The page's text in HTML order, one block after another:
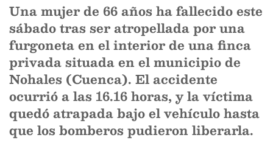
Una mujer de 66 años ha fallecido este
sábado tras ser atropellada por una
furgoneta en el interior de una finca
privada situada en el municipio de
Nohales (Cuenca). El accidente
ocurrió a las 16.16 horas, y la víctima
quedó atrapada bajo el vehículo hasta
que los bomberos pudieron liberarla.